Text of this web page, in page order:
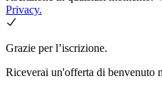
Privacy.
Grazie per l’iscrizione.
Riceverai un'offerta di benvenuto